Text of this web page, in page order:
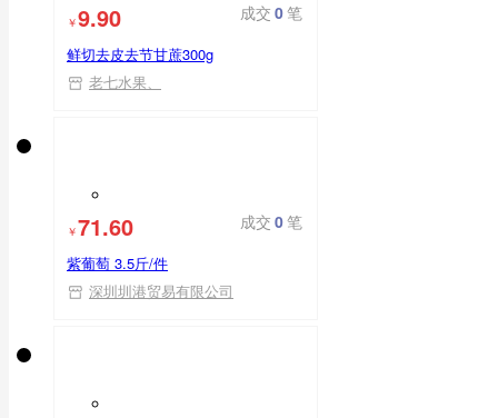
￥9.90 成交 0笔
鲜切去皮去节甘蔗300g
老七水果、
￥71.60 成交 0笔
紫葡萄 3.5斤/件
深圳圳港贸易有限公司